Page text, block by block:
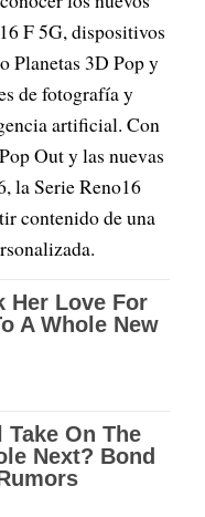
F 5G, dispositivos
Planetas 3D Pop y
de fotografía y
artificial. Con
Out y las nuevas
la Serie Reno16
contenido de una